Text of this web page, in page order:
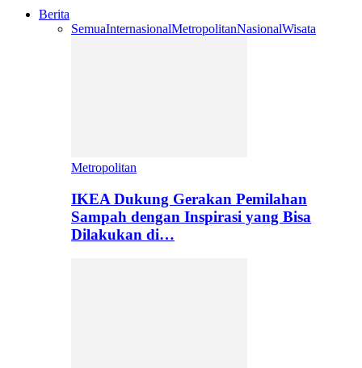
Berita
SemuaInternasionalMetropolitanNasionalWisata
Metropolitan
IKEA Dukung Gerakan Pemilahan
Sampah dengan Inspirasi yang Bisa
Dilakukan di…